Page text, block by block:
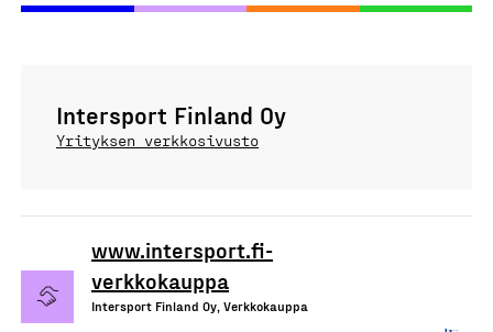
Intersport Finland Oy
Yrityksen verkkosivusto
www.intersport.fi-
verkkokauppa
Intersport Finland Oy, Verkkokauppa